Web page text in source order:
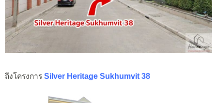
ถึงโครงการ Silver Heritage Sukhumvit 38